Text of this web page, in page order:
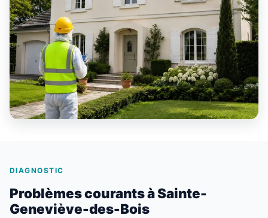
DIAGNOSTIC
Problèmes courants à Sainte-
Geneviève-des-Bois